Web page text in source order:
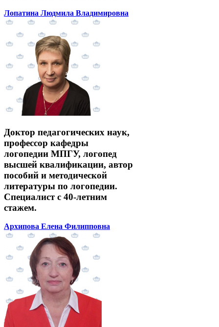
Лопатина Людмила Владимировна
Доктор педагогических наук,
профессор кафедры
логопедии МПГУ, логопед
высшей квалификации, автор
пособий и методической
литературы по логопедии.
Специалист с 40-летним
стажем.
Архипова Елена Филипповна